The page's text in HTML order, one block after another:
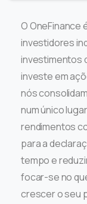
O OneFinance
investidores
investimentos
investe em
nós
num único
rendimentos
para a
tempo e
focar-se no
crescer o seu